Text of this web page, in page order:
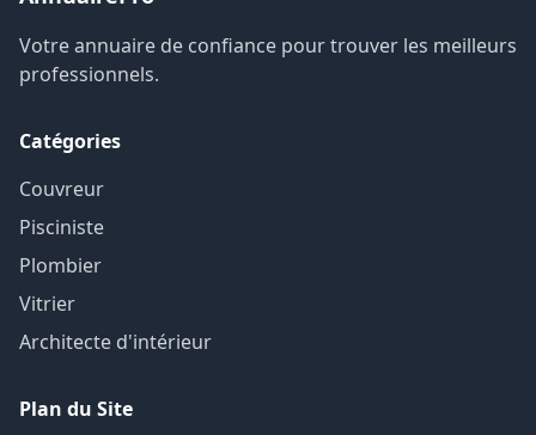
Votre annuaire de confiance pour trouver les meilleurs
professionnels.
Catégories
Couvreur
Pisciniste
Plombier
Vitrier
Architecte d'intérieur
Plan du Site